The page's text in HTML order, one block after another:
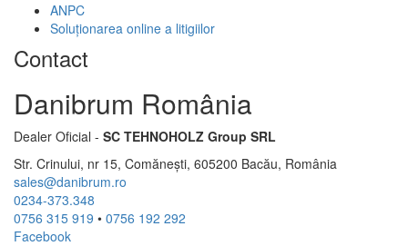
ANPC
Soluționarea online a litigiilor
Contact
Danibrum România
Dealer Oficial - SC TEHNOHOLZ Group SRL
Str. Crinului, nr 15, Comănești, 605200 Bacău, România
sales@danibrum.ro
0234-373.348
0756 315 919 • 0756 192 292
Facebook